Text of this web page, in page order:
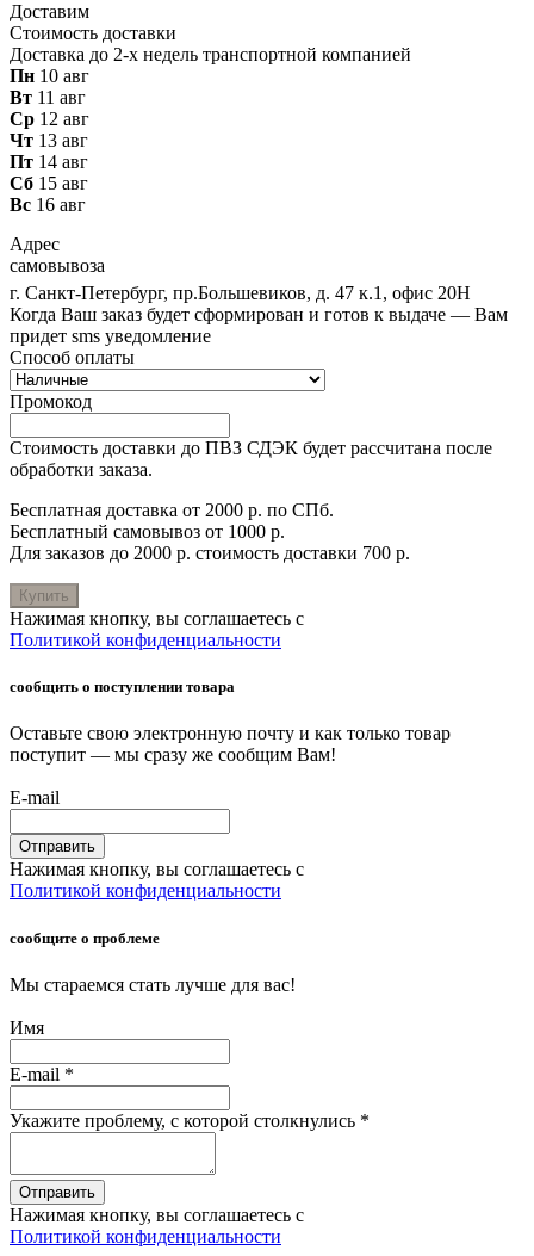
Доставим
Стоимость доставки
Доставка до 2-х недель транспортной компанией
Пн 10 авг
Вт 11 авг
Ср 12 авг
Чт 13 авг
Пт 14 авг
Сб 15 авг
Вс 16 авг
Адрес
самовывоза
г. Санкт-Петербург, пр.Большевиков, д. 47 к.1, офис 20Н
Когда Ваш заказ будет сформирован и готов к выдаче — Вам
придет sms уведомление
Способ оплаты
Промокод
Стоимость доставки до ПВЗ СДЭК будет рассчитана после
обработки заказа.
Бесплатная доставка от 2000 р. по СПб.
Бесплатный самовывоз от 1000 р.
Для заказов до 2000 р. стоимость доставки 700 р.
Купить
Нажимая кнопку, вы соглашаетесь с
Политикой конфиденциальности
сообщить о поступлении товара
Оставьте свою электронную почту и как только товар
поступит — мы сразу же сообщим Вам!
E-mail
Отправить
Нажимая кнопку, вы соглашаетесь с
Политикой конфиденциальности
сообщите о проблеме
Мы стараемся стать лучше для вас!
Имя
E-mail *
Укажите проблему, с которой столкнулись *
Отправить
Нажимая кнопку, вы соглашаетесь с
Политикой конфиденциальности